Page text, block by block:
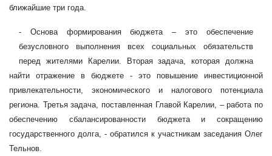
ближайшие три года.
- Основа формирования бюджета – это обеспечение
безусловного выполнения всех социальных обязательств
перед жителями Карелии. Вторая задача, которая должна
найти отражение в бюджете - это повышение инвестиционной
привлекательности, экономического и налогового потенциала
региона. Третья задача, поставленная Главой Карелии, – работа по
обеспечению сбалансированности бюджета и сокращению
государственного долга, - обратился к участникам заседания Олег
Тельнов.